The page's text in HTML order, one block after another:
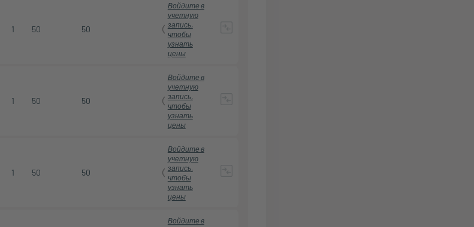
1 50 50
Войдите в
учетную
запись,
чтобы
узнать
цены
1 50 50
Войдите в
учетную
запись,
чтобы
узнать
цены
1 50 50
Войдите в
учетную
запись,
чтобы
узнать
цены
Войдите в